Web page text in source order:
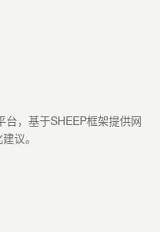
，基于SHEEP框架提供网
议。